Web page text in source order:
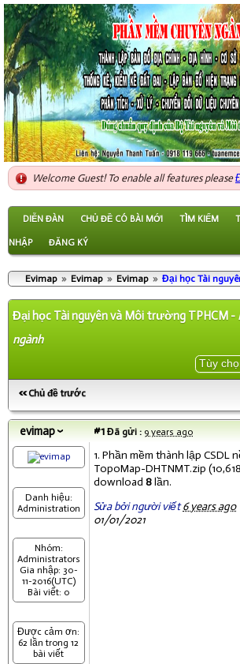
Welcome Guest! To enable all features please
DIỄN ĐÀN CHỦ ĐỀ CÓ BÀI MỚI TÌM KIẾM
NHẬP ĐĂNG KÝ
Evimap » Evimap » Evimap » Đại học Tài
Đại học Tài nguyên và Môi trường TPHCM -
ngành
Tùy
Chủ đề trước
evimap #1 Đã gửi : 9 years ago
Danh hiệu:
Administration
Nhóm:
Administrators
Gia nhập: 30-
11-2016(UTC)
Bài viết: 0
Được cảm ơn:
62 lần trong 12
bài viết
1. Phần mềm thành lập CSDL
TopoMap-DHTNMT.zip
download 8lần.
Sửa bởi người viết 6 years ago
01/01/2021